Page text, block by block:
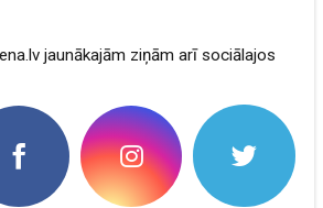
jaunākajām ziņām arī sociālajos